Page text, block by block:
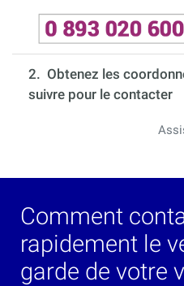
2. Obtenez les
suivre pour le contacter
Comment
rapidement le
garde de votre